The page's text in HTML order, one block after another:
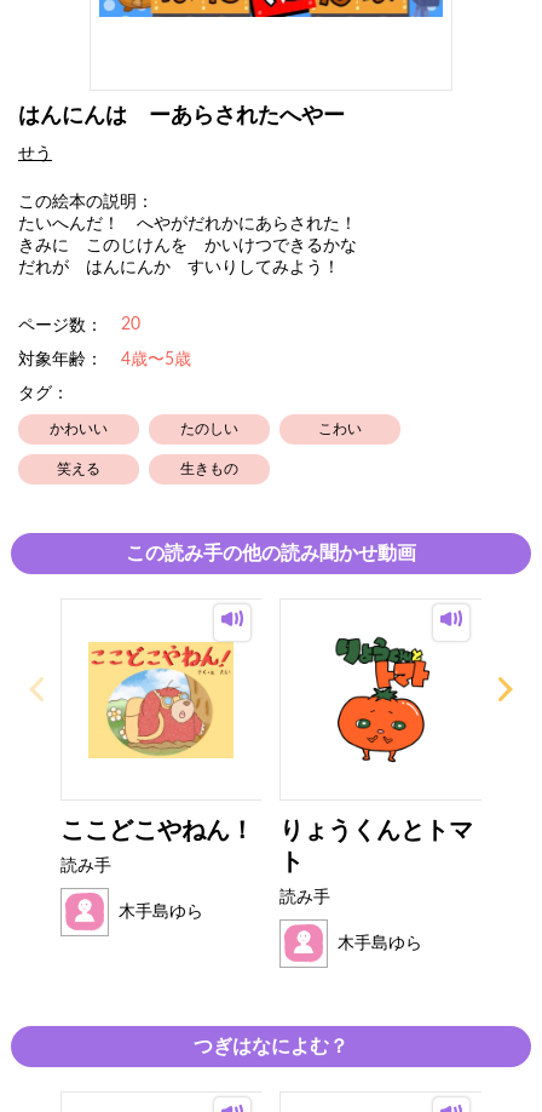
はんにんは ーあらされたへやー
せう
この絵本の説明：
たいへんだ！ へやがだれかにあらされた！
きみに このじけんを かいけつできるかな
だれが はんにんか すいりしてみよう！
ページ数： 20
対象年齢：
4歳〜5歳
タグ：
かわいい たのしい こわい
笑える 生きもの
この読み手の他の読み聞かせ動画
ここどこやねん！
読み手
木手島ゆら
りょうくんとトマ
ト
読み手
木手島ゆら
つぎはなによむ？